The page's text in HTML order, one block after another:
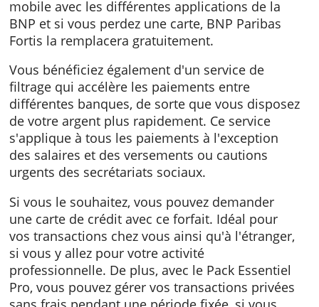
Avec ce forfait, vous obtenez un compte
un compte de paiment, un compte
une carte de débit pour gérer tous vos
et dépenses d'entreprise. Vous pouvez
également gérer votre compte en ligne ou
mobile avec les différentes applications de la
BNP et si vous perdez une carte, BNP
Fortis la remplacera gratuitement.
Vous bénéficiez également d'un service de
filtrage qui accélère les paiements entre
différentes banques, de sorte que vous
de votre argent plus rapidement. Ce service
s'applique à tous les paiements à l'exception
des salaires et des versements ou cautions
urgents des secrétariats sociaux.